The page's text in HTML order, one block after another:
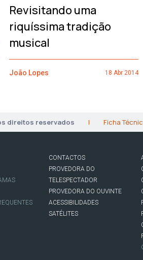
Revisitando uma
riquíssima tradição
musical
João Lopes 18 Abr 2014
direitos reservados | Ficha
CONTACTOS
PROVEDORA DO
TELESPECTADOR
PROVEDORA DO OUVINTE
ACESSIBILIDADES
SATÉLITES